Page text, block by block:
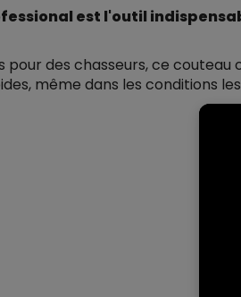
est l'outil
pour des chasseurs, ce
même dans les conditions